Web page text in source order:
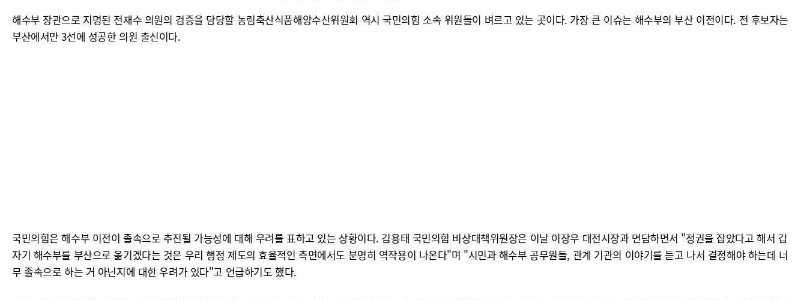
해수부 장관으로 지명된 전재수 의원의 검증을 담당할 농림축산식품해양수산위원회 역시 국민의힘 소속 위원들이 벼르고 있는 곳이다. 가장 큰 이슈는 해수부의 부산 이전이다. 전 후보자는
부산에서만 3선에 성공한 의원 출신이다.
국민의힘은 해수부 이전이 졸속으로 추진될 가능성에 대해 우려를 표하고 있는 상황이다. 김용태 국민의힘 비상대책위원장은 이날 이장우 대전시장과 면담하면서 "정권을 잡았다고 해서 갑
자기 해수부를 부산으로 옮기겠다는 것은 우리 행정 제도의 효율적인 측면에서도 분명히 역작용이 나온다"며 "시민과 해수부 공무원들, 관계 기관의 이야기를 듣고 나서 결정해야 하는데 너
무 졸속으로 하는 거 아닌지에 대한 우려가 있다"고 언급하기도 했다.